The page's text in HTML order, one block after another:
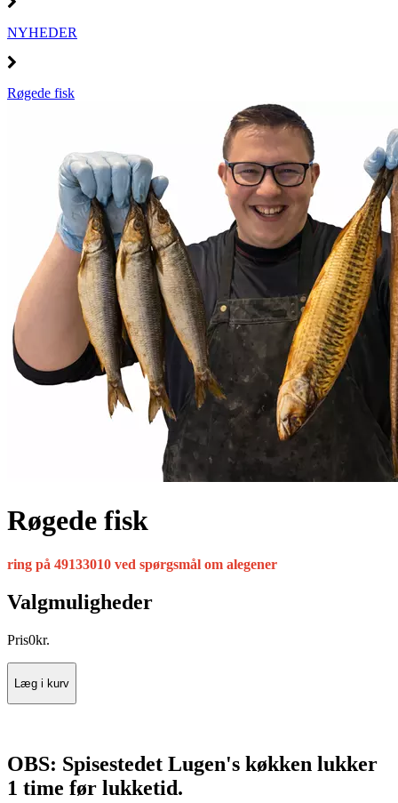
NYHEDER
Røgede fisk
Røgede fisk
ring på 49133010 ved spørgsmål om alegener
Valgmuligheder
Pris0kr.
Læg i kurv
OBS: Spisestedet Lugen's køkken lukker
1 time før lukketid.